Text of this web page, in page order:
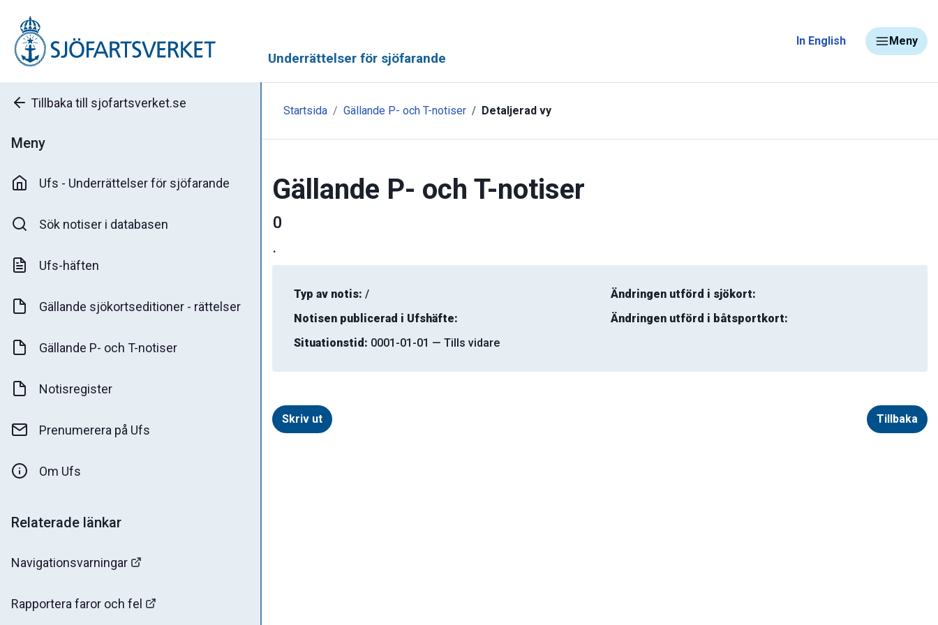
Underrättelser för sjöfarande
In English Meny
Tillbaka till sjofartsverket.se
Meny
Ufs - Underrättelser för sjöfarande
Sök notiser i databasen
Ufs-häften
Gällande sjökortseditioner - rättelser
Gällande P- och T-notiser
Notisregister
Prenumerera på Ufs
Om Ufs
Relaterade länkar
Navigationsvarningar
Rapportera faror och fel
Startsida Gällande P- och T-notiser Detaljerad vy
Gällande P- och T-notiser
0
.
Typ av notis: /
Notisen publicerad i Ufshäfte:
Situationstid: 0001-01-01 — Tills vidare
Ändringen utförd i sjökort:
Ändringen utförd i båtsportkort:
Skriv ut Tillbaka